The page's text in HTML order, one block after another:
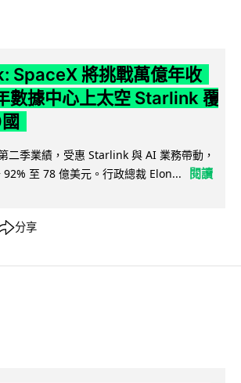
SpaceX 將挑戰萬億年收
數據中心上太空 Starlink 覆
二季業績，受惠 Starlink 與 AI 業務帶動，
至 78 億美元。行政總裁 Elon...
閱讀
分享